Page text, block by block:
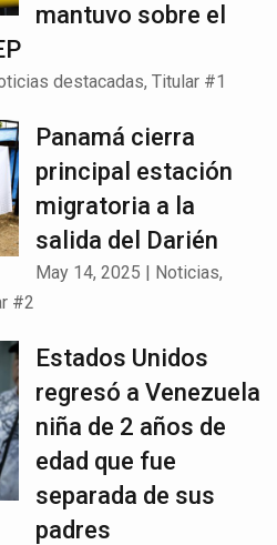
mantuvo sobre el
destacadas,Titular #1
Panamá cierra
principal estación
migratoria a la
salida del Darién
May 14, 2025 | Noticias,
#2
Estados Unidos
regresó a Venezuela
niña de 2 años de
edad que fue
separada de sus
padres